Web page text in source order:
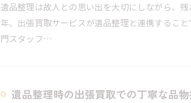
遺品整理は故人との思い出を大切にしながら、
年、出張買取サービスが遺品整理と連携するこ
門スタッフ…
遺品整理時の出張買取での丁寧な品